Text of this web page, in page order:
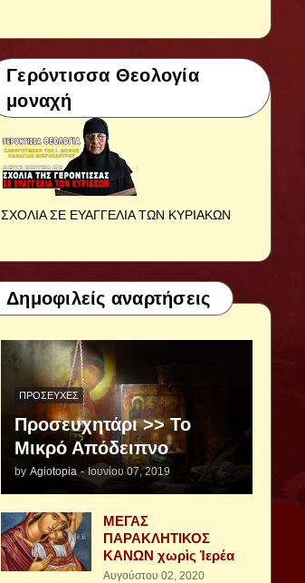
Γερόντισσα Θεολογία
μοναχή
ΣΧΟΛΙΑ ΣΕ ΕΥΑΓΓΕΛΙΑ ΤΩΝ ΚΥΡΙΑΚΩΝ
Δημοφιλείς αναρτήσεις
ΠΡΟΣΕΥΧΈΣ
Προσευχητάρι >> Το
Μικρό Απόδειπνο
by Agiotopia - Ιουνίου 07, 2019
ΜΕΓΑΣ
ΠΑΡΑΚΛΗΤΙΚΟΣ
ΚΑΝΩΝ χωρὶς Ἱερέα
Αυγούστου 02, 2020